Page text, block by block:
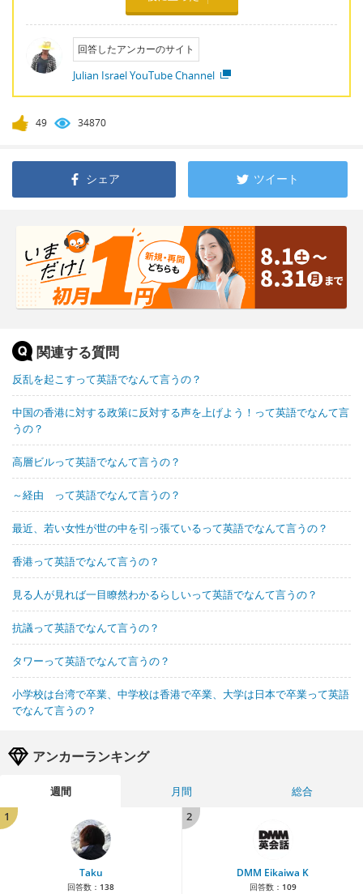
回答したアンカーのサイト
Julian Israel YouTube Channel
49 34870
シェア ツイート
関連する質問
反乱を起こすって英語でなんて言うの？
中国の香港に対する政策に反対する声を上げよう！って英語でなんて言
うの？
高層ビルって英語でなんて言うの？
～経由 って英語でなんて言うの？
最近、若い女性が世の中を引っ張ているって英語でなんて言うの？
香港って英語でなんて言うの？
見る人が見れば一目瞭然わかるらしいって英語でなんて言うの？
抗議って英語でなんて言うの？
タワーって英語でなんて言うの？
小学校は台湾で卒業、中学校は香港で卒業、大学は日本で卒業って英語
でなんて言うの？
アンカーランキング
週間 月間
総合
1
Taku
回答数： 138
2
DMM Eikaiwa K
回答数： 109